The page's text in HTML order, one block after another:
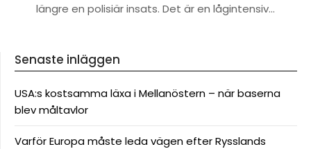
längre en polisiär insats. Det är en lågintensiv…
Senaste inläggen
USA:s kostsamma läxa i Mellanöstern – när baserna
blev måltavlor
Varför Europa måste leda vägen efter Rysslands